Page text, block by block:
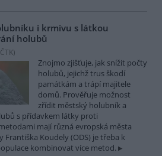
i krmivu s látkou
holubů
ČTK)
Znojmo zjišťuje, jak snížit počty
holubů, jejichž trus škodí
památkám a trápí majitele
domů. Prověřuje možnost
zřídit městský holubník a
s přídavkem látky proti
mají různá evropská města
Koudely (ODS) je třeba k
kombinovat více metod.